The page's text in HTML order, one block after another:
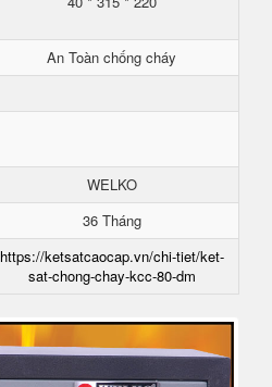
An Toàn chống cháy
WELKO
36 Tháng
https://ketsatcaocap.vn/chi-tiet/ket-
sat-chong-chay-kcc-80-dm